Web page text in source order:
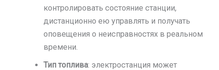
контролировать состояние станции,
дистанционно ею управлять и получать
оповещения о неисправностях в реальном
времени.
Тип топлива: электростанция может